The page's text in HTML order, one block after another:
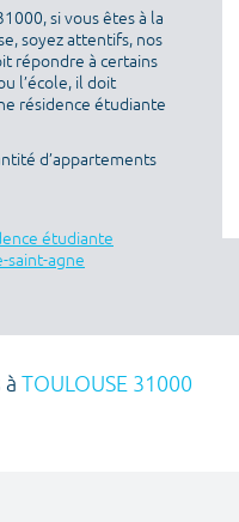
si vous êtes à la
soyez attentifs, nos
répondre à certains
l’école, il doit
résidence étudiante
d’appartements
étudiante
saint-agne
TOULOUSE 31000